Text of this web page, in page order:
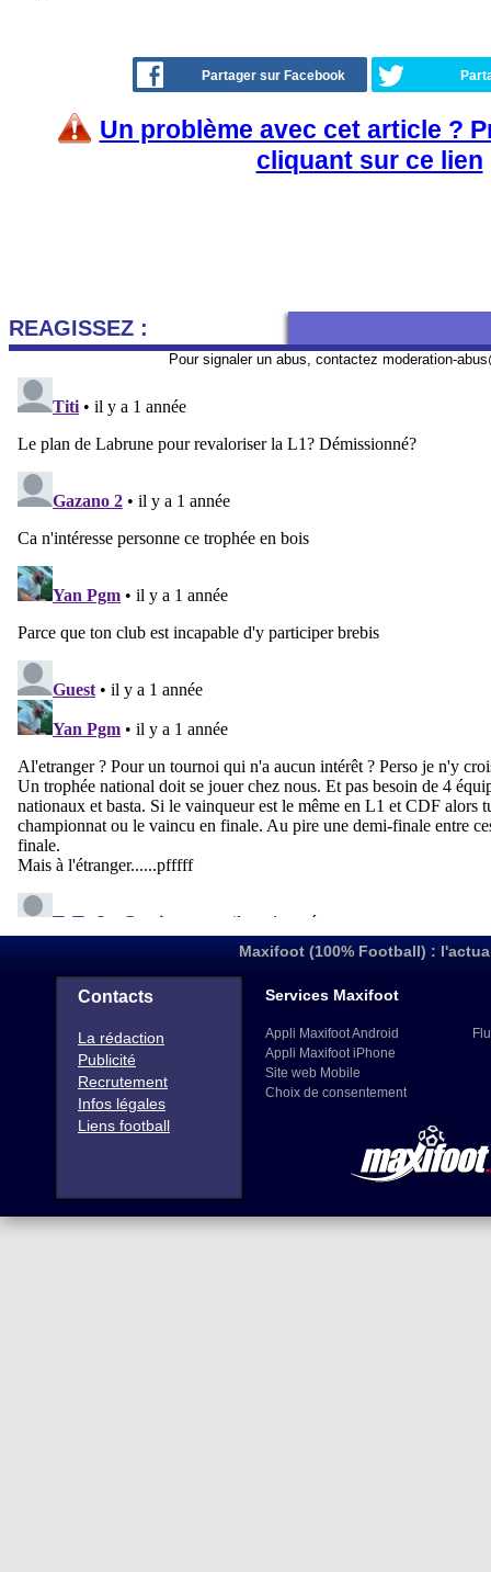
Partager sur Facebook
Un problème avec cet article ?
cliquant sur ce lien
REAGISSEZ :
Pour signaler un abus, contactez moderation-
Maxifoot (100% Football) :
Contacts
La rédaction
Publicité
Recrutement
Infos légales
Liens football
Services Maxifoot
Appli Maxifoot Android
Appli Maxifoot iPhone
Site web Mobile
Choix de consentement